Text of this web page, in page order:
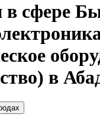
сфере
в